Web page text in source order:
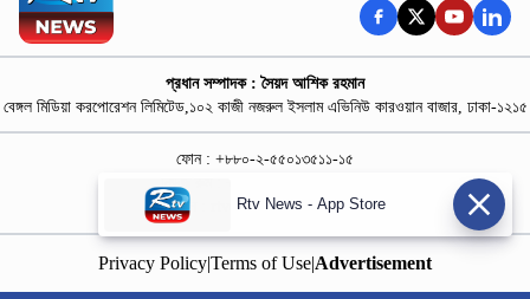
প্রধান সম্পাদক : সৈয়দ আশিক রহমান
বেঙ্গল মিডিয়া করপোরেশন লিমিটেড,১০২ কাজী নজরুল ইসলাম এভিনিউ কারওয়ান বাজার, ঢাকা-১২১৫
ফোন : +৮৮০-২-৫৫০১৩৫১১-১৫
বিজ্ঞাপন :
rtvdigitalad@gmail.com
Privacy Policy|Terms of Use|Advertisement
Rtv News - App Store